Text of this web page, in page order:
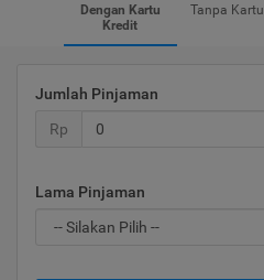
Dengan Kartu
Kredit
Tanpa
Jumlah Pinjaman
Rp
Lama Pinjaman